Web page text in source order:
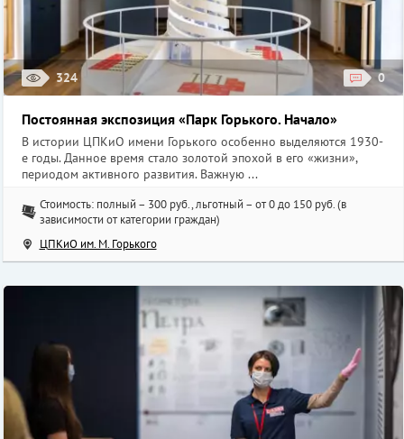
324 0
Постоянная экспозиция «Парк Горького. Начало»
В истории ЦПКиО имени Горького особенно выделяются 1930-
е годы. Данное время стало золотой эпохой в его «жизни»,
периодом активного развития. Важную ...
Стоимость: полный – 300 руб., льготный – от 0 до 150 руб. (в
зависимости от категории граждан)
ЦПКиО им. М. Горького